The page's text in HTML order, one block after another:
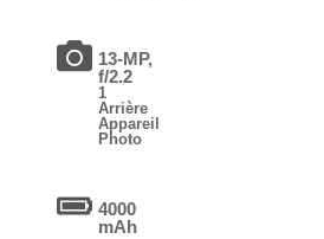
13-MP,
f/2.2
1
Arrière
Appareil
Photo
4000
mAh